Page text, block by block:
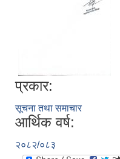
प्रकार:
सूचना तथा समाचार
आर्थिक वर्ष:
२०८२/०८३